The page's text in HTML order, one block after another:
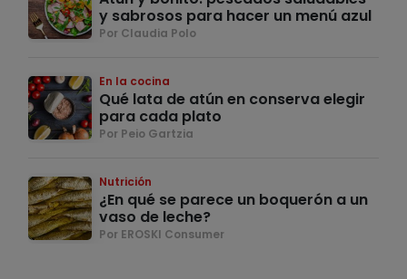
y sabrosos para hacer un menú azul
Por Claudia Polo
En la cocina
Qué lata de atún en conserva elegir
para cada plato
Por Peio Gartzia
Nutrición
¿En qué se parece un boquerón a un
vaso de leche?
Por EROSKI Consumer